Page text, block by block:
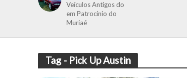
Veículos Antigos do
em Patrocínio do
Muriaé
Tag - Pick Up Austin